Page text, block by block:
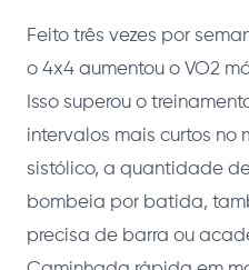
Feito três vezes por
o 4x4 aumentou o VO2
Isso superou o
intervalos mais curtos no
sistólico, a quantidade
bombeia por batida,
precisa de barra ou